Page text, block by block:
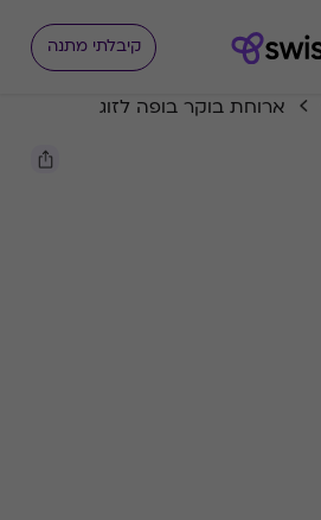
קיבלתי מתנה
ארוחת בוקר בופה לזוג